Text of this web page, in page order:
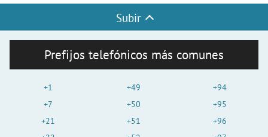
Subir
Prefijos telefónicos más comunes
+1
+7
+21
+49
+50
+51
+94
+95
+96